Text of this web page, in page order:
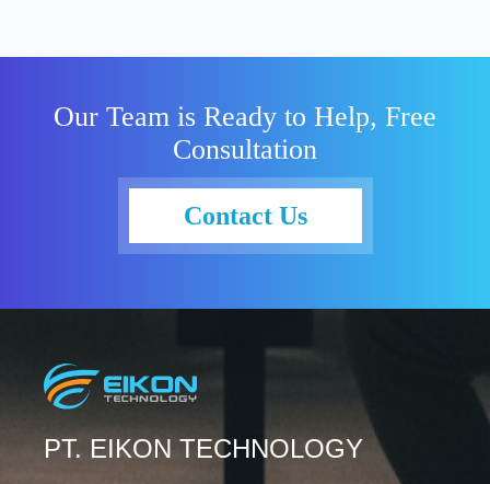
Our Team is Ready to Help, Free
Consultation
Contact Us
PT. EIKON TECHNOLOGY